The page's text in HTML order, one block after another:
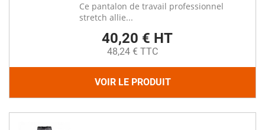
Ce pantalon de travail professionnel
stretch allie...
40,20 € HT
48,24 € TTC
VOIR LE PRODUIT